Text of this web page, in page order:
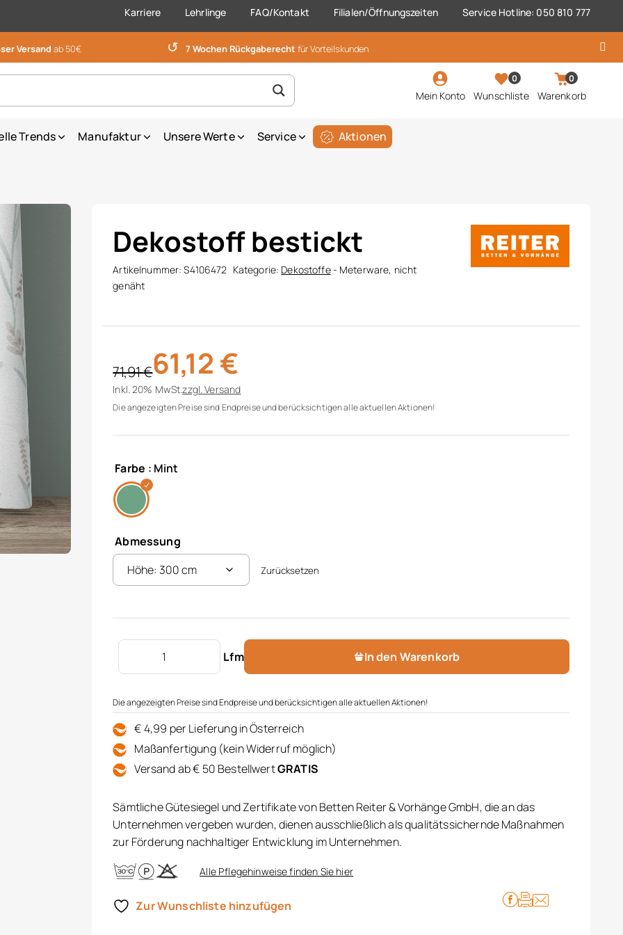
Karriere Lehrlinge FAQ/Kontakt Filialen/Öffnungszeiten Service Hotline: 050 810 777
Versand ab 50€ ↺ 7 Wochen Rückgaberecht für Vorteilskunden
Mein Konto
0
Wunschliste
0
Warenkorb
Trends Manufaktur Unsere Werte Service Aktionen
Dekostoff bestickt
Artikelnummer:S4106472 Kategorie: Dekostoffe- Meterware, nicht
genäht
71,91€
Ursprünglicher Preis war: 71,91 €
61,12 €
Aktueller Preis ist: 61,12 €.
Inkl. 20% MwSt.zzgl.Versand
Die angezeigten Preise sind Endpreise und berücksichtigen alle aktuellen Aktionen!
Farbe : Mint
Abmessung
Zurücksetzen
Lfm
Dekostoff bestickt Menge
In den Warenkorb
Die angezeigten Preise sind Endpreise und berücksichtigen alle aktuellen Aktionen!
€ 4,99 per Lieferung in Österreich
Maßanfertigung (kein Widerruf möglich)
Versand ab € 50 BestellwertGRATIS
Sämtliche Gütesiegel und Zertifikate von Betten Reiter & Vorhänge GmbH, die an das
Unternehmen vergeben wurden, dienen ausschließlich als qualitätssichernde Maßnahmen
zur Förderung nachhaltiger Entwicklung im Unternehmen.
Alle Pflegehinweise finden Sie hier
Zur Wunschliste hinzufügen